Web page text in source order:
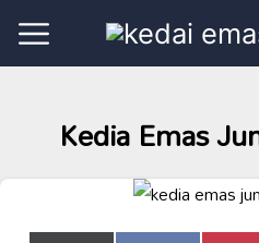
Kedia Emas